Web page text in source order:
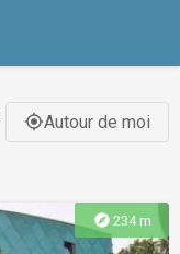
gps_fixedAutour de moi
explore 234 m